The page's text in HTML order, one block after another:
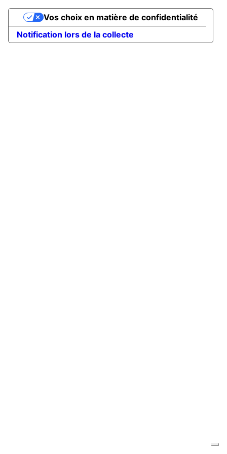
Notification lors de la collecte
Vos choix en matière de confidentialité